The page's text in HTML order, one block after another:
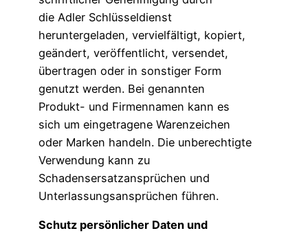
die Adler Schlüsseldienst
heruntergeladen, vervielfältigt, kopiert,
geändert, veröffentlicht, versendet,
übertragen oder in sonstiger Form
genutzt werden. Bei genannten
Produkt- und Firmennamen kann es
sich um eingetragene Warenzeichen
oder Marken handeln. Die unberechtigte
Verwendung kann zu
Schadensersatzansprüchen und
Unterlassungsansprüchen führen.
Schutz persönlicher Daten und